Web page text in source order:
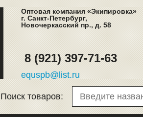
Оптовая компания «Экипировка»
г. Санкт-Петербург,
Новочеркасский пр., д. 58
8 (921) 397-71-63
equspb@list.ru
Поиск товаров: